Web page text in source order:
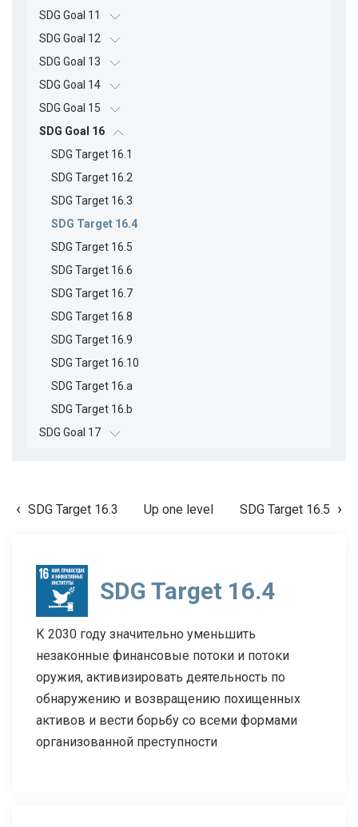
SDG Goal 11
SDG Goal 12
SDG Goal 13
SDG Goal 14
SDG Goal 15
SDG Goal 16
SDG Target 16.1
SDG Target 16.2
SDG Target 16.3
SDG Target 16.4
SDG Target 16.5
SDG Target 16.6
SDG Target 16.7
SDG Target 16.8
SDG Target 16.9
SDG Target 16.10
SDG Target 16.a
SDG Target 16.b
SDG Goal 17
SDG Target 16.3 Up one level SDG Target 16.5
SDG Target 16.4
К 2030 году значительно уменьшить
незаконные финансовые потоки и потоки
оружия, активизировать деятельность по
обнаружению и возвращению похищенных
активов и вести борьбу со всеми формами
организованной преступности